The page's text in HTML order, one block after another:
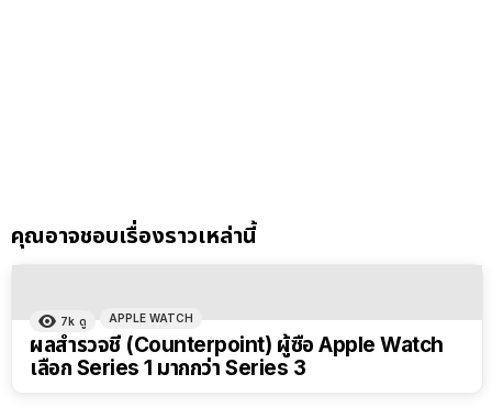
คุณอาจชอบเรื่องราวเหล่านี้
7k ดู APPLE WATCH
ผลสำรวจชี้ (Counterpoint) ผู้ซื้อ Apple Watch
เลือก Series 1 มากกว่า Series 3